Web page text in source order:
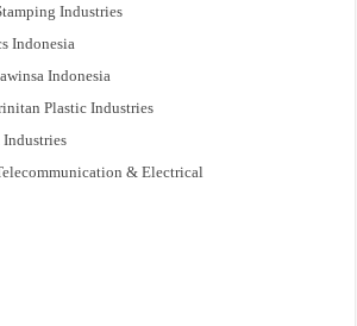
Industries
Indonesia
Indonesia
Plastic Industries
& Electrical